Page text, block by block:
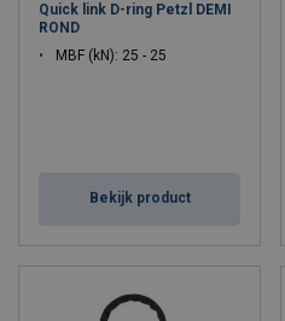
Quick link D-ring Petzl DEMI
ROND
MBF (kN): 25 - 25
Bekijk product